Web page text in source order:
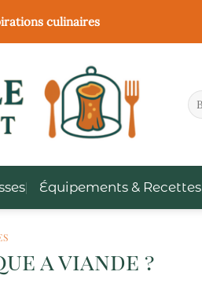
culinaires
Équipements & Recettes
a viande ?